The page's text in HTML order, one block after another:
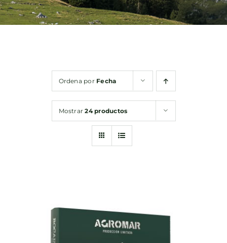
Bebidas
Ordena por Fecha
Mostrar24 productos